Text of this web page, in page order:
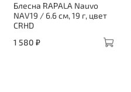
Блесна RAPALA Nauvo
NAV19 / 6.6 см, 19 г, цвет
CRHD
1 580 ₽